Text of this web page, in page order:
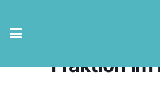
Sitzung
Fraktion im